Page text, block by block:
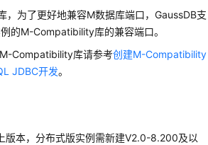
为了更好地兼容M数据库端口，GaussDB支
的M-Compatibility库的兼容端口。
Compatibility库请参考创建M-Compatibility
JDBC开发。
本，分布式版实例需新建V2.0-8.200及以